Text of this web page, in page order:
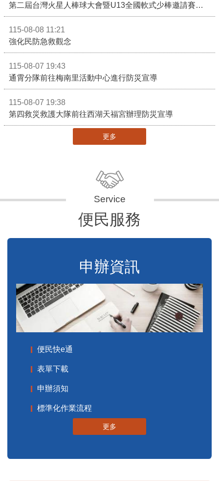
第二屆台灣火星人棒球大會暨U13全國軟式少棒邀請賽在苗栗舉辦
115-08-08 11:21
強化民防急救觀念
115-08-07 19:43
通霄分隊前往梅南里活動中心進行防災宣導
115-08-07 19:38
第四救災救護大隊前往西湖天福宮辦理防災宣導
更多
便民服務
申辦資訊
便民快e通
表單下載
申辦須知
標準化作業流程
更多